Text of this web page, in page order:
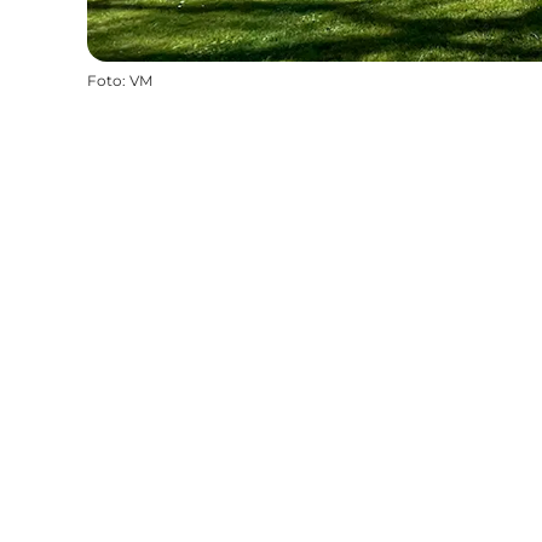
Foto: VM